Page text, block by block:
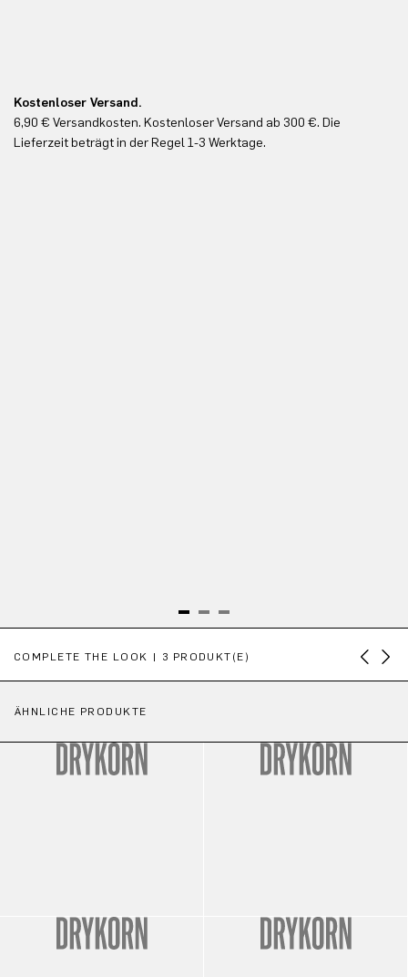
Kostenloser Versand.
6,90 € Versandkosten. Kostenloser Versand ab 300 €. Die
Lieferzeit beträgt in der Regel 1-3 Werktage.
COMPLETE THE LOOK | 3 PRODUKT(E)
ÄHNLICHE PRODUKTE